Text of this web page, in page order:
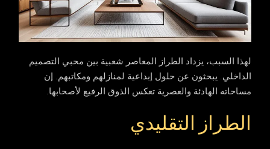
لهذا السبب، يزداد الطراز المعاصر شعبية بين محبي التصميم
الداخلي. يبحثون عن حلول إبداعية لمنازلهم ومكاتبهم. إن
مساحاته الهادئة والعصرية تعكس الذوق الرفيع لأصحابها.
الطراز التقليدي